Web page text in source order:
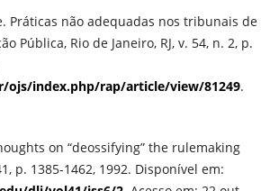
Práticas não adequadas nos tribunais de
Pública, Rio de Janeiro, RJ, v. 54, n. 2, p.
index.php/rap/article/view/81249.
on “deossifying” the rulemaking
p. 1385-1462, 1992. Disponível em: